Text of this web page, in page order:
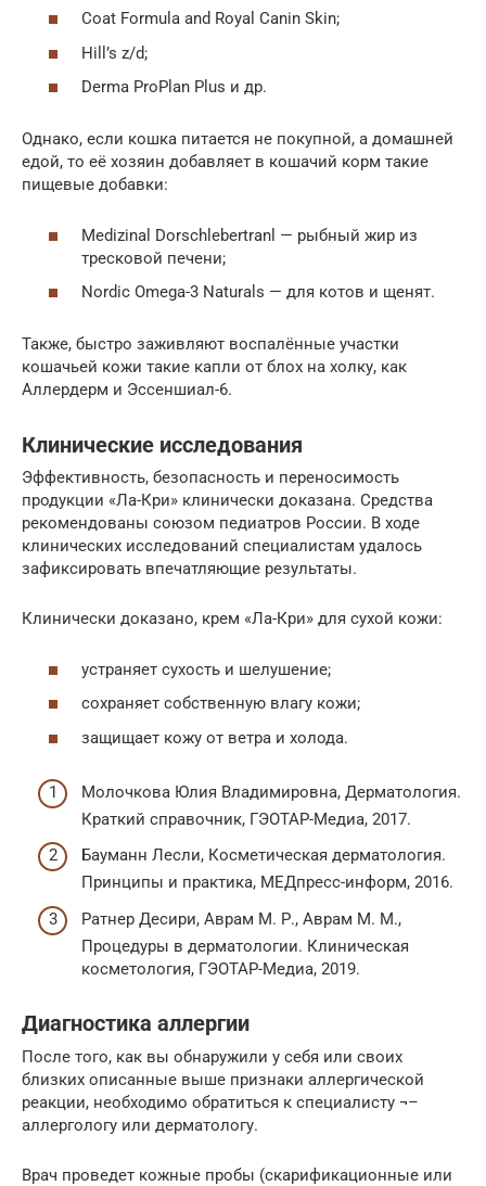
Coat Formula and Royal Canin Skin;
Hill’s z/d;
Derma ProPlan Plus и др.
Однако, если кошка питается не покупной, а домашней
едой, то её хозяин добавляет в кошачий корм такие
пищевые добавки:
Medizinal Dorschlebertranl — рыбный жир из
тресковой печени;
Nordic Omega-3 Naturals — для котов и щенят.
Также, быстро заживляют воспалённые участки
кошачьей кожи такие капли от блох на холку, как
Аллердерм и Эссеншиал-6.
Клинические исследования
Эффективность, безопасность и переносимость
продукции «Ла-Кри» клинически доказана. Средства
рекомендованы союзом педиатров России. В ходе
клинических исследований специалистам удалось
зафиксировать впечатляющие результаты.
Клинически доказано, крем «Ла-Кри» для сухой кожи:
устраняет сухость и шелушение;
сохраняет собственную влагу кожи;
защищает кожу от ветра и холода.
Молочкова Юлия Владимировна, Дерматология.
Краткий справочник, ГЭОТАР-Медиа, 2017.
Бауманн Лесли, Косметическая дерматология.
Принципы и практика, МЕДпресс-информ, 2016.
Ратнер Десири, Аврам М. Р., Аврам М. М.,
Процедуры в дерматологии. Клиническая
косметология, ГЭОТАР-Медиа, 2019.
Диагностика аллергии
После того, как вы обнаружили у себя или своих
близких описанные выше признаки аллергической
реакции, необходимо обратиться к специалисту ¬–
аллергологу или дерматологу.
Врач проведет кожные пробы (скарификационные или